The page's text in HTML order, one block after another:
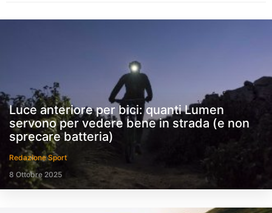
Luce anteriore per bici: quanti Lumen
servono per vedere bene in strada (e non
sprecare batteria)
Redazione Sport
8 Ottobre 2025